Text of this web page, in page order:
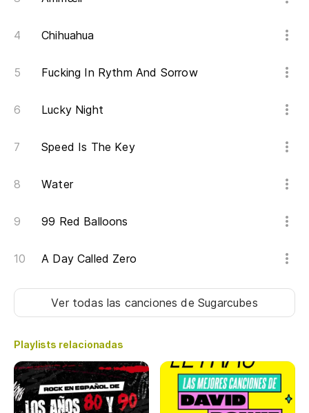
Chihuahua
Fucking In Rythm And Sorrow
Lucky Night
Speed Is The Key
Water
99 Red Balloons
A Day Called Zero
Ver todas las cancionesde Sugarcubes
Playlists relacionadas